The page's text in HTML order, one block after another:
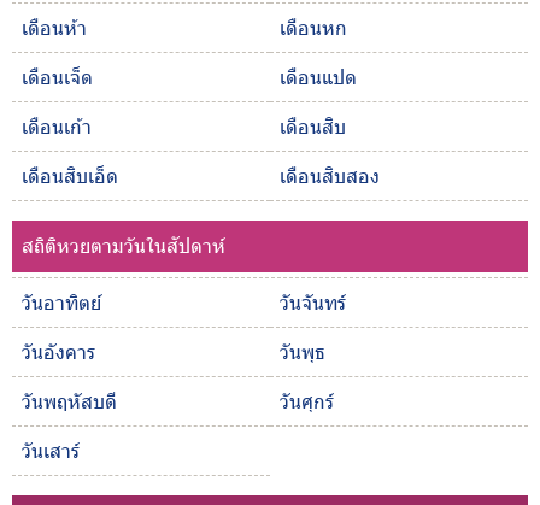
เดือนห้า
เดือนหก
เดือนเจ็ด
เดือนแปด
เดือนเก้า
เดือนสิบ
เดือนสิบเอ็ด
เดือนสิบสอง
สถิติหวยตามวันในสัปดาห์
วันอาทิตย์
วันจันทร์
วันอังคาร
วันพุธ
วันพฤหัสบดี
วันศุกร์
วันเสาร์